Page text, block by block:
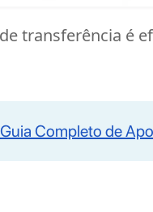
transferência é
Guia Completo de